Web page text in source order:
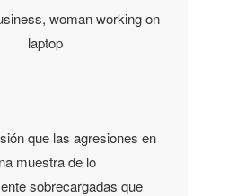
que las agresiones en
muestra de lo
sobrecargadas que